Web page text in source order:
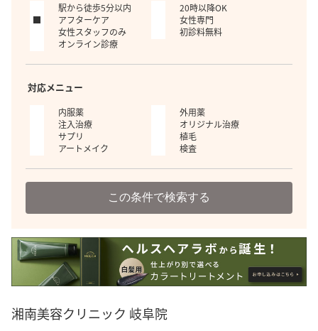
駅から徒歩5分以内
20時以降OK
アフターケア
女性専門
女性スタッフのみ
初診料無料
オンライン診療
対応メニュー
内服薬
外用薬
注入治療
オリジナル治療
サプリ
植毛
アートメイク
検査
この条件で検索する
湘南美容クリニック 岐阜院